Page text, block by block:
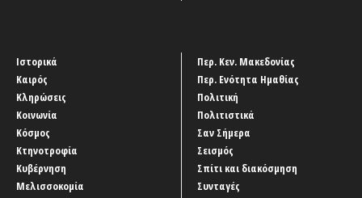
Ιστορικά
Καιρός
Κληρώσεις
Κοινωνία
Κόσμος
Κτηνοτροφία
Κυβέρνηση
Μελισσοκομία
Περ. Κεν. Μακεδονίας
Περ. Ενότητα Ημαθίας
Πολιτική
Πολιτιστικά
Σαν Σήμερα
Σεισμός
Σπίτι και διακόσμηση
Συνταγές